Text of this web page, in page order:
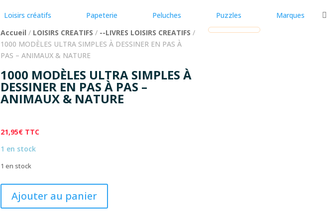
Loisirs créatifs Papeterie Peluches Puzzles
Marques
Accueil / LOISIRS CREATIFS / --LIVRES LOISIRS CREATIFS /
1000 MODÈLES ULTRA SIMPLES À DESSINER EN PAS À
PAS – ANIMAUX & NATURE
1000 MODÈLES ULTRA SIMPLES À
DESSINER EN PAS À PAS –
ANIMAUX & NATURE
21,95€ TTC
1 en stock
1 en stock
1000
Ajouter au panier